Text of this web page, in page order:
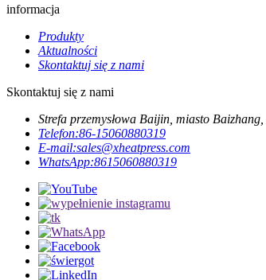
informacja
Produkty
Aktualności
Skontaktuj się z nami
Skontaktuj się z nami
Strefa przemysłowa Baijin, miasto
Telefon:86-15060880319
E-mail:sales@xheatpress.com
WhatsApp:8615060880319